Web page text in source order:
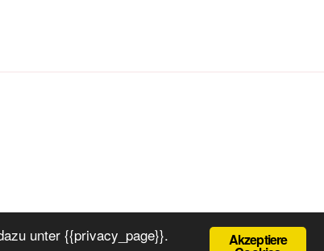
Akzeptiere
unter {{privacy_page}}.